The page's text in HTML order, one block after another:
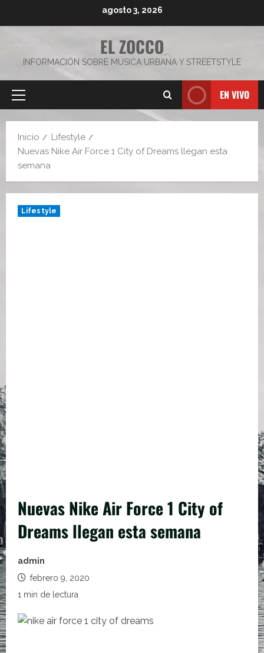
agosto 3, 2026
EL ZOCCO
INFORMACIÓN SOBRE MÚSICA URBANA Y STREETSTYLE
Menú
EN VIVO
Inicio
Lifestyle
Nuevas Nike Air Force 1 City of Dreams llegan esta
semana
Lifestyle
Nuevas Nike Air Force 1 City of
Dreams llegan esta semana
admin
febrero 9, 2020
1 min de lectura